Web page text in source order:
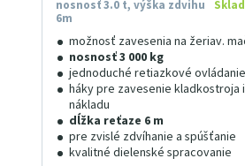
nosnosť 3.0 t, výška zdvihu
6m
možnosť zavesenia na žeriav.
nosnosť 3 000 kg
jednoduché retiazkové ovládanie
háky pre zavesenie kladkostroja i
nákladu
dĺžka reťaze 6 m
pre zvislé zdvíhanie a spúšťanie
kvalitné dielenské spracovanie